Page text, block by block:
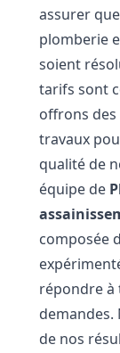
assurer
plomberie
soient
tarifs sont
offrons
travaux
qualité de
équipe de
composée
répondre à
demandes.
de nos